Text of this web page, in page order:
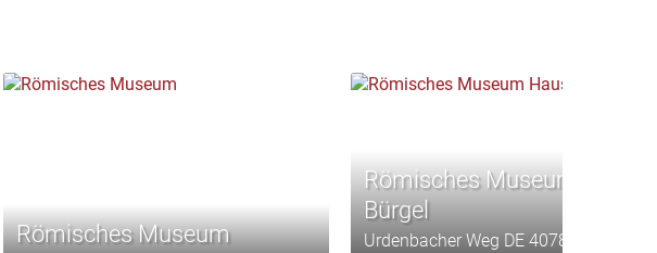
Römisches Museum
Römisches Museum Haus
Bürgel
Urdenbacher Weg DE 40789 Monheim